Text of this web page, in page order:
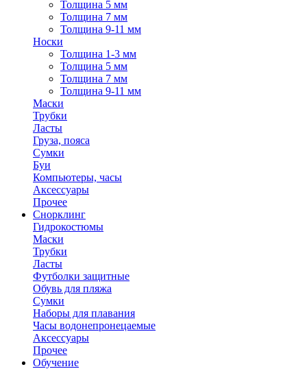
Толщина 5 мм
Толщина 7 мм
Толщина 9-11 мм
Носки
Толщина 1-3 мм
Толщина 5 мм
Толщина 7 мм
Толщина 9-11 мм
Маски
Трубки
Ласты
Груза, пояса
Сумки
Буи
Компьютеры, часы
Аксессуары
Прочее
Снорклинг
Гидрокостюмы
Маски
Трубки
Ласты
Футболки защитные
Обувь для пляжа
Сумки
Наборы для плавания
Часы водонепронецаемые
Аксессуары
Прочее
Обучение